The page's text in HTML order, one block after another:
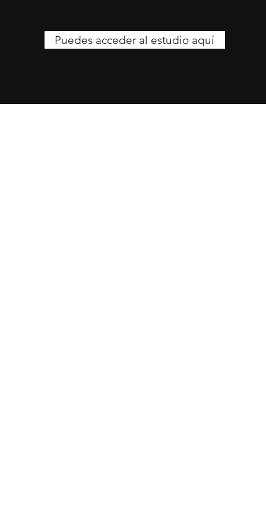
Puedes acceder al estudio aquí